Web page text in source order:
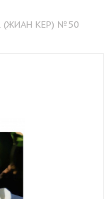
(ЖИАН КЕР) №50